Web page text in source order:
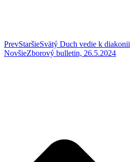
PrevStaršieSvätý Duch vedie k diakonii
NovšieZborový bulletin, 26.5.2024